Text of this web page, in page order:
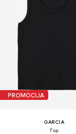
PROMOCIJA
GARCIA
Top